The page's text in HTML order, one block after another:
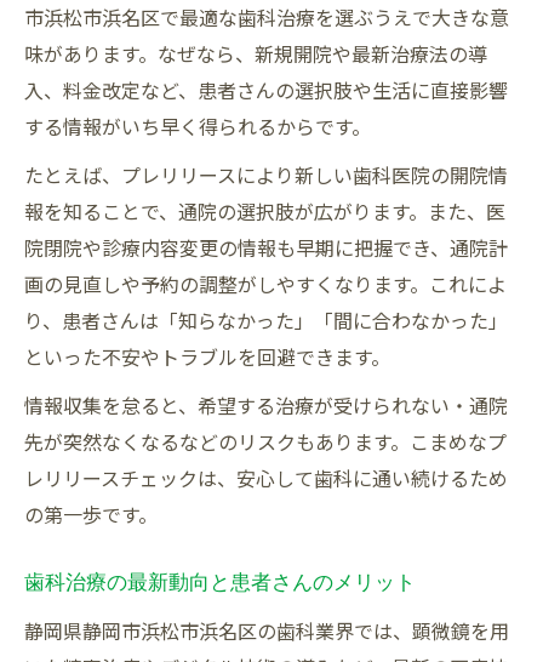
静岡の歯科で体験できる審美治療の進歩
検診時のCやバツの意味と早期治療の重要性
料金相場を知れば歯科選びも安心
歯科の料金相場を知ることの安心感とは
ラミネートベニアの費用と選び方のポイン
ト
保険適用と自費診療の違いを正しく理解す
る
静岡地域の歯科料金動向と比較のコツ
料金説明の明確な歯科を選ぶべき理由
浜松周辺の歯科動向と医院の選び方
浜松周辺の歯科医院動向を調査する方法
閉院情報を把握して転院先を賢く探すコツ
歯科医院選びで重視すべきポイントは何か
診療内容や通院しやすさを比較する視点
市浜松市浜名区で最適な歯科治療を選ぶうえで大きな意
味があります。なぜなら、新規開院や最新治療法の導
入、料金改定など、患者さんの選択肢や生活に直接影響
する情報がいち早く得られるからです。
たとえば、プレリリースにより新しい歯科医院の開院情
報を知ることで、通院の選択肢が広がります。また、医
院閉院や診療内容変更の情報も早期に把握でき、通院計
画の見直しや予約の調整がしやすくなります。これによ
り、患者さんは「知らなかった」「間に合わなかった」
といった不安やトラブルを回避できます。
情報収集を怠ると、希望する治療が受けられない・通院
先が突然なくなるなどのリスクもあります。こまめなプ
レリリースチェックは、安心して歯科に通い続けるため
の第一歩です。
歯科治療の最新動向と患者さんのメリット
静岡県静岡市浜松市浜名区の歯科業界では、顕微鏡を用